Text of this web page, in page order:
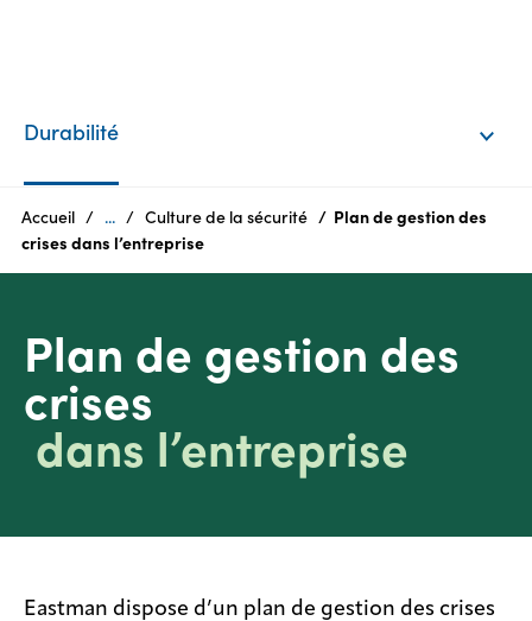
Qui
nous?
Durabilité
Carrières
Espace
légales
Durabilité
Accueil ... Culture de la sécurité
Plan de gestion des
crises dans l’entreprise
Plan de gestion des
crises
dans l’entreprise
Eastman dispose d’un plan de gestion des crises